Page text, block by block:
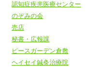
認知症疾患医療センター
のぞみの会
売店
秘書・広報課
ピースガーデン倉敷
ヘイセイ鍼灸治療院